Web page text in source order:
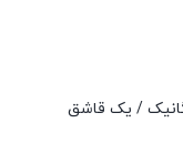
/ یک قاشق